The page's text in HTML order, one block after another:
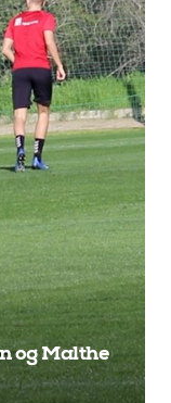
og Malthe